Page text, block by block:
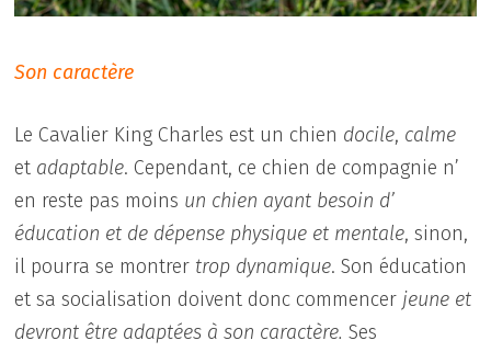
Son caractère
Le Cavalier King Charles est un chien docile, calme
et adaptable. Cependant, ce chien de compagnie n’
en reste pas moins un chien ayant besoin d’
éducation et de dépense physique et mentale, sinon,
il pourra se montrer trop dynamique. Son éducation
et sa socialisation doivent donc commencer jeune et
devront être adaptées à son caractère. Ses